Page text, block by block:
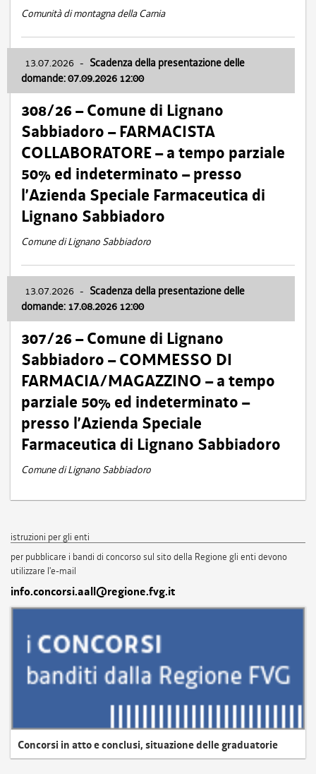
Comunità di montagna della Carnia
13.07.2026 - Scadenza della presentazione delle
domande: 07.09.2026 12:00
308/26 – Comune di Lignano
Sabbiadoro – FARMACISTA
COLLABORATORE – a tempo parziale
50% ed indeterminato – presso
l’Azienda Speciale Farmaceutica di
Lignano Sabbiadoro
Comune di Lignano Sabbiadoro
13.07.2026 - Scadenza della presentazione delle
domande: 17.08.2026 12:00
307/26 – Comune di Lignano
Sabbiadoro – COMMESSO DI
FARMACIA/MAGAZZINO – a tempo
parziale 50% ed indeterminato –
presso l’Azienda Speciale
Farmaceutica di Lignano Sabbiadoro
Comune di Lignano Sabbiadoro
istruzioni per gli enti
per pubblicare i bandi di concorso sul sito della Regione gli enti devono
utilizzare l'e-mail
info.concorsi.aall@regione.fvg.it
Concorsi in atto e conclusi, situazione delle graduatorie